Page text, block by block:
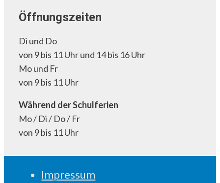
Öffnungszeiten
Di und Do
von 9 bis 11 Uhr und 14 bis 16 Uhr
Mo und Fr
von 9 bis 11 Uhr
Während der Schulferien
Mo / Di / Do / Fr
von 9 bis 11 Uhr
Impressum